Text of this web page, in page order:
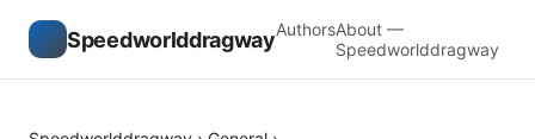
SpeedworlddragwayAuthorsAbout —
Speedworlddragway